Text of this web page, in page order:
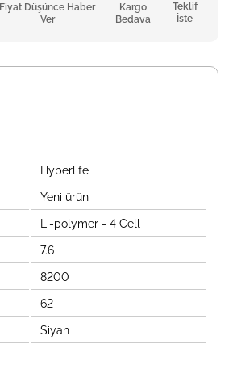
Fiyat Düşünce Haber
Ver
Kargo
Bedava
Teklif
İste
Hyperlife
Yeni ürün
Li-polymer - 4 Cell
7.6
8200
62
Siyah